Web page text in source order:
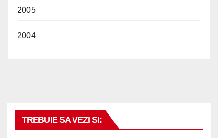
2005
2004
TREBUIE SA VEZI SI: